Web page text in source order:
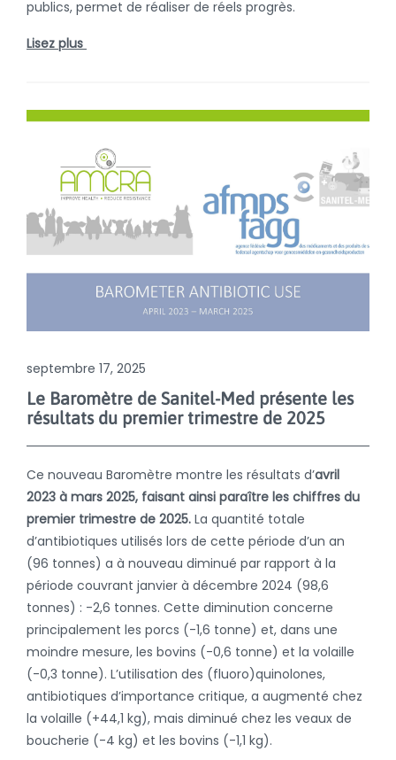
publics, permet de réaliser de réels progrès.
Lisez plus
septembre 17, 2025
Le Baromètre de Sanitel-Med présente les
résultats du premier trimestre de 2025
Ce nouveau Baromètre montre les résultats d’avril
2023 à mars 2025, faisant ainsi paraître les chiffres du
premier trimestre de 2025. La quantité totale
d’antibiotiques utilisés lors de cette période d’un an
(96 tonnes) a à nouveau diminué par rapport à la
période couvrant janvier à décembre 2024 (98,6
tonnes) : -2,6 tonnes. Cette diminution concerne
principalement les porcs (-1,6 tonne) et, dans une
moindre mesure, les bovins (-0,6 tonne) et la volaille
(-0,3 tonne). L’utilisation des (fluoro)quinolones,
antibiotiques d’importance critique, a augmenté chez
la volaille (+44,1 kg), mais diminué chez les veaux de
boucherie (-4 kg) et les bovins (-1,1 kg).